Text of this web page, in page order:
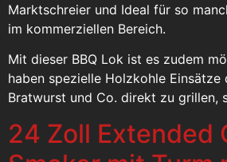
Marktschreier und Ideal für so
im kommerziellen Bereich.
Mit dieser BBQ Lok ist es zudem
haben spezielle Holzkohle Einsätze
Bratwurst und Co. direkt zu grillen,
24 Zoll Extended